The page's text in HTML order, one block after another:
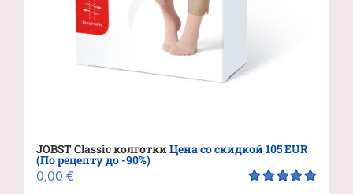
JOBST Classic колготки Цена со скидкой 105 EUR
(По рецепту до -90%)
0,00 €